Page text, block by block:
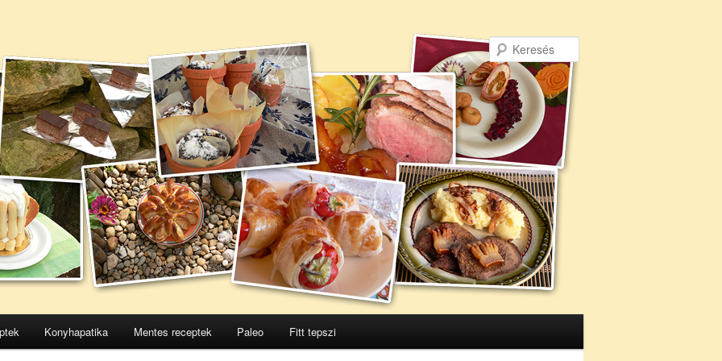
Konyhapatika Mentes receptek Paleo Fitt tepszi